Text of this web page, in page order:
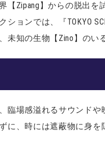
【Zipang】からの脱出を
ションでは、『TOKYO
未知の生物【Zino】のい
臨場感溢れるサウンド
に、時には遮蔽物に身を